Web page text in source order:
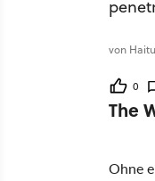
von
0
The
Ohne